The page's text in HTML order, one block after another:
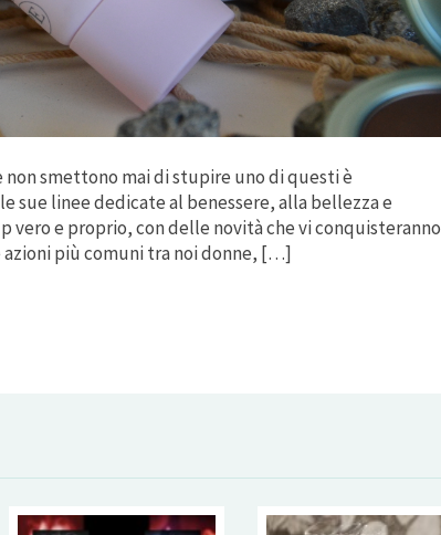
non smettono mai di stupire uno di questi è
sue linee dedicate al benessere, alla bellezza e
vero e proprio, con delle novità che vi conquisteranno
più comuni tra noi donne, […]